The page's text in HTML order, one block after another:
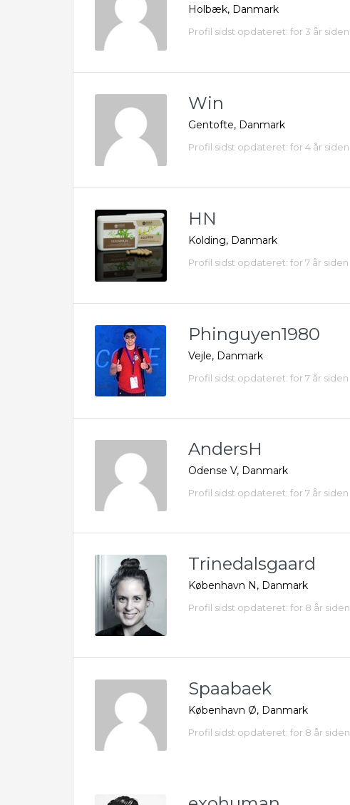
Holbæk, Danmark
Profil sidst opdateret: for 3 år siden
Win
Gentofte, Danmark
Profil sidst opdateret: for 4 år siden
HN
Kolding, Danmark
Profil sidst opdateret: for 7 år siden
Phinguyen1980
Vejle, Danmark
Profil sidst opdateret: for 7 år siden
AndersH
Odense V, Danmark
Profil sidst opdateret: for 7 år siden
Trinedalsgaard
København N, Danmark
Profil sidst opdateret: for 8 år siden
Spaabaek
København Ø, Danmark
Profil sidst opdateret: for 8 år siden